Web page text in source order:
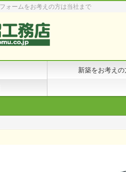
ォームをお考えの方は当社まで
新築をお考えの